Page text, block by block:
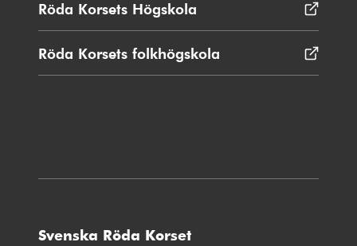
Röda Korsets Högskola
i
nytt
fönster
Röda Korsets folkhögskola
i
Svenska Röda Korset